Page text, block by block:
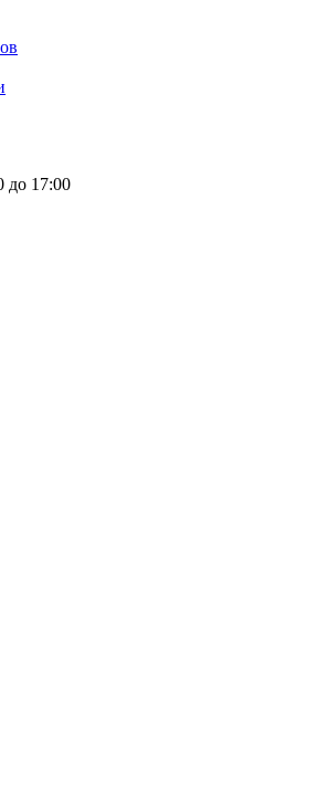
до 17:00ЧТО ИСКАЛИ